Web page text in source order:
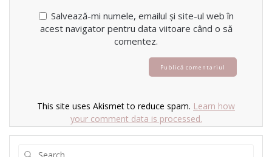
Salvează-mi numele, emailul și site-ul web în
acest navigator pentru data viitoare când o să
comentez.
This site uses Akismet to reduce spam. Learn how
your comment data is processed.